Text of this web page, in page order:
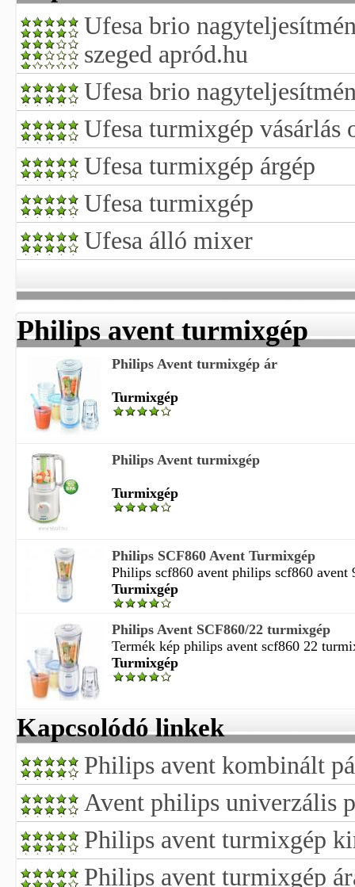
Ufesa brio
szeged apród.hu
Ufesa brio
Ufesa turmixgép vásárlás
Ufesa turmixgép árgép
Ufesa turmixgép
Ufesa álló mixer
Philips avent turmixgép
Philips Avent turmixgép ár
Turmixgép
Philips Avent turmixgép
Turmixgép
Philips SCF860 Avent Turmixgép
Philips scf860 avent philips scf860 avent
Turmixgép
Philips Avent SCF860/22 turmixgép
Termék kép philips avent scf860 22
Turmixgép
Kapcsolódó linkek
Philips avent kombinált
Avent philips univerzális
Philips avent turmixgép
Philips avent turmixgép